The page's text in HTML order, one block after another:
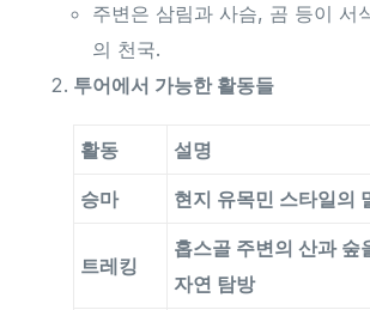
주변은 삼림과 사슴, 곰 등이 서
의 천국.
투어에서 가능한 활동들
활동 설명
승마 현지 유목민 스타일의
트레킹
홉스골 주변의 산과 숲
자연 탐방